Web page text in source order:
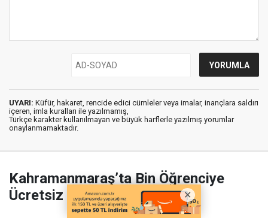
UYARI: Küfür, hakaret, rencide edici cümleler veya imalar, inançlara saldırı
içeren, imla kuralları ile yazılmamış,
Türkçe karakter kullanılmayan ve büyük harflerle yazılmış yorumlar
onaylanmamaktadır.
Kahramanmaraş’ta Bin Öğrenciye
Ücretsiz Sınav Desteği